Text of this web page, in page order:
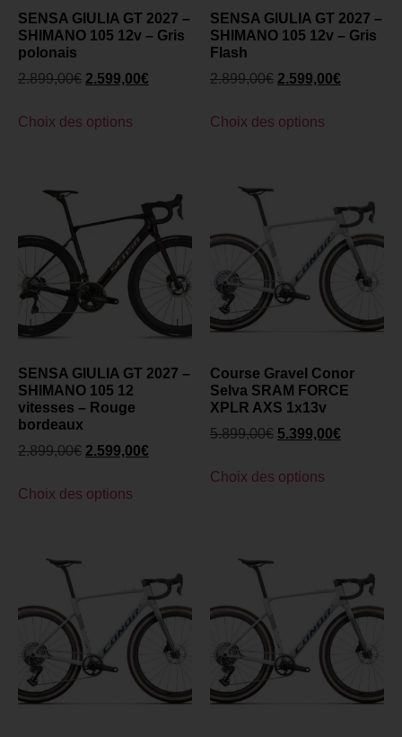
SENSA GIULIA GT 2027 –
SHIMANO 105 12v – Gris
polonais
2.899,00€ 2.599,00€
Choix des options
SENSA GIULIA GT 2027 –
SHIMANO 105 12v – Gris
Flash
2.899,00€ 2.599,00€
Choix des options
SENSA GIULIA GT 2027 –
SHIMANO 105 12
vitesses – Rouge
bordeaux
2.899,00€ 2.599,00€
Choix des options
Course Gravel Conor
Selva SRAM FORCE
XPLR AXS 1x13v
5.899,00€ 5.399,00€
Choix des options